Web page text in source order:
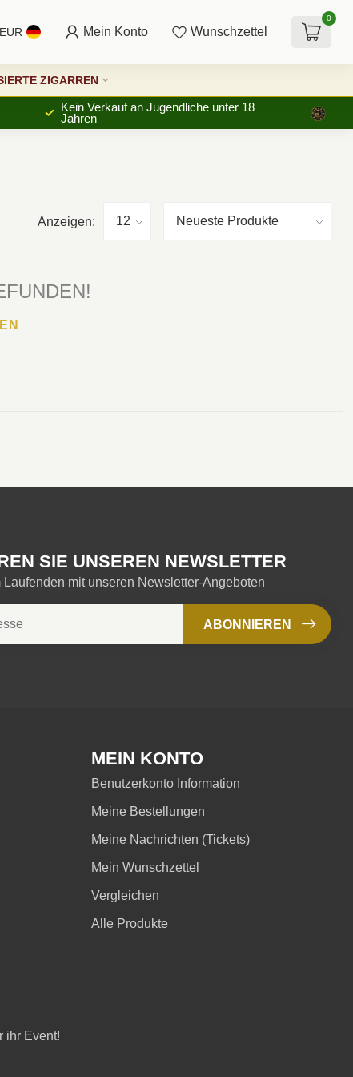
EUR Mein Konto Wunschzettel
0
ZIGARREN
Kein Verkauf an Jugendliche unter 18
Jahren
Anzeigen:
SIE UNSEREN NEWSLETTER
Laufenden mit unseren Newsletter-Angeboten
ABONNIEREN
ihr Event!
MEIN KONTO
Benutzerkonto Information
Meine Bestellungen
Meine Nachrichten (Tickets)
Mein Wunschzettel
Vergleichen
Alle Produkte